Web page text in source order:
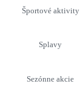
Športové aktivity
Splavy
Sezónne akcie